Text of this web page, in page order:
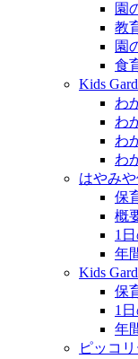
園
教
園
食
Kids
わ
わ
わ
わ
はやみ
保
概
1
年
Kids
保
1
年
ピッコ